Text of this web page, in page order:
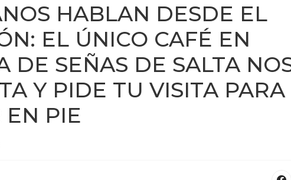
HABLAN DESDE EL
EL ÚNICO CAFÉ EN
DE SEÑAS DE SALTA
Y PIDE TU VISITA PARA
EN PIE